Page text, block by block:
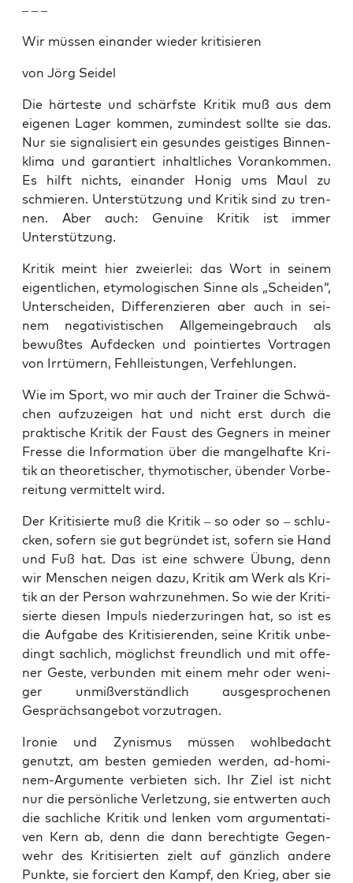
– – –
Wir müs­sen ein­an­der wie­der kritisieren
von Jörg Seidel
Die här­tes­te und schärfs­te Kri­tik muß aus dem
eige­nen Lager kom­men, zumin­dest soll­te sie das.
Nur sie signa­li­siert ein gesun­des geis­ti­ges Bin­nen­
kli­ma und garan­tiert inhalt­li­ches Vor­an­kom­men.
Es hilft nichts, ein­an­der Honig ums Maul zu
schmie­ren. Unter­stüt­zung und Kri­tik sind zu tren­
nen. Aber auch: Genui­ne Kri­tik ist immer
Unterstützung.
Kri­tik meint hier zwei­er­lei: das Wort in sei­nem
eigent­li­chen, ety­mo­lo­gi­schen Sin­ne als „Schei­den“,
Unter­schei­den, Dif­fe­ren­zie­ren aber auch in sei­
nem nega­ti­vis­ti­schen All­ge­mein­ge­brauch als
bewuß­tes Auf­de­cken und poin­tier­tes Vor­tra­gen
von Irr­tü­mern, Fehl­leis­tun­gen, Verfehlungen.
Wie im Sport, wo mir auch der Trai­ner die Schwä­
chen auf­zu­zei­gen hat und nicht erst durch die
prak­ti­sche Kri­tik der Faust des Geg­ners in mei­ner
Fres­se die Infor­ma­ti­on über die man­gel­haf­te Kri­
tik an theo­re­ti­scher, thy­mo­ti­scher, üben­der Vor­be­
rei­tung ver­mit­telt wird.
Der Kri­ti­sier­te muß die Kri­tik – so oder so – schlu­
cken, sofern sie gut begrün­det ist, sofern sie Hand
und Fuß hat. Das ist eine schwe­re Übung, denn
wir Men­schen nei­gen dazu, Kri­tik am Werk als Kri­
tik an der Per­son wahr­zu­neh­men. So wie der Kri­ti­
sier­te die­sen Impuls nie­der­zu­rin­gen hat, so ist es
die Auf­ga­be des Kri­ti­sie­ren­den, sei­ne Kri­tik unbe­
dingt sach­lich, mög­lichst freund­lich und mit offe­
ner Ges­te, ver­bun­den mit einem mehr oder weni­
ger unmiß­ver­ständ­lich aus­ge­spro­che­nen
Gesprächs­an­ge­bot vorzutragen.
Iro­nie und Zynis­mus müs­sen wohl­be­dacht
genutzt, am bes­ten gemie­den wer­den, ad-homi­
nem-Argu­men­te ver­bie­ten sich. Ihr Ziel ist nicht
nur die per­sön­li­che Ver­let­zung, sie ent­wer­ten auch
die sach­li­che Kri­tik und len­ken vom argu­men­ta­ti­
ven Kern ab, denn die dann berech­tig­te Gegen­
wehr des Kri­ti­sier­ten zielt auf gänz­lich ande­re
Punk­te, sie for­ciert den Kampf, den Krieg, aber sie